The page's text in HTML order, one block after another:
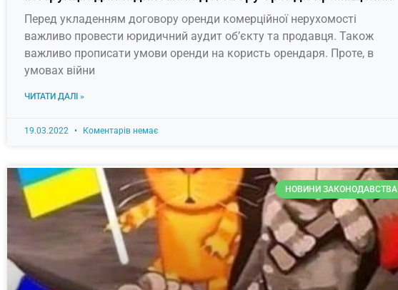
Перед укладенням договору оренди комерційної нерухомості
важливо провести юридичний аудит об’єкту та продавця. Також
важливо прописати умови оренди на користь орендаря. Проте, в
умовах війни
ЧИТАТИ ДАЛІ »
19.03.2022 Коментарів немає
НОВИНИ ЗАКОНОДАВСТВА